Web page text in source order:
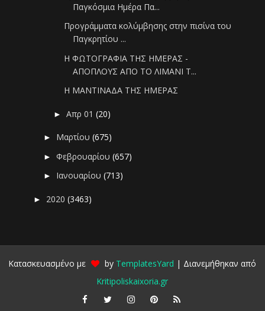
Παγκόσμια Ημέρα Πα...
Προγράμματα κολύμβησης στην πισίνα του
Παγκρητίου ...
Η ΦΩΤΟΓΡΑΦΙΑ ΤΗΣ ΗΜΕΡΑΣ -
ΑΠΟΠΛΟΥΣ ΑΠΟ ΤΟ ΛΙΜΑΝΙ Τ...
Η ΜΑΝΤΙΝΑΔΑ ΤΗΣ ΗΜΕΡΑΣ
►Απρ 01(20)
► Μαρτίου(675)
►Φεβρουαρίου(657)
► Ιανουαρίου(713)
► 2020(3463)
Κατασκευασμένο με by TemplatesYard | Διανεμήθηκαν από
Kritipoliskaixoria.gr